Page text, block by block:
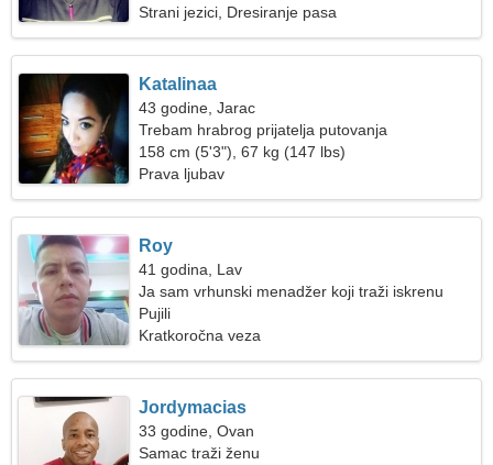
Strani jezici, Dresiranje pasa
Katalinaa
43 godine, Jarac
Trebam hrabrog prijatelja putovanja
158 cm (5'3"), 67 kg (147 lbs)
Prava ljubav
Roy
41 godina, Lav
Ja sam vrhunski menadžer koji traži iskrenu
ženu
Pujili
Kratkoročna veza
Jordymacias
33 godine, Ovan
Samac traži ženu